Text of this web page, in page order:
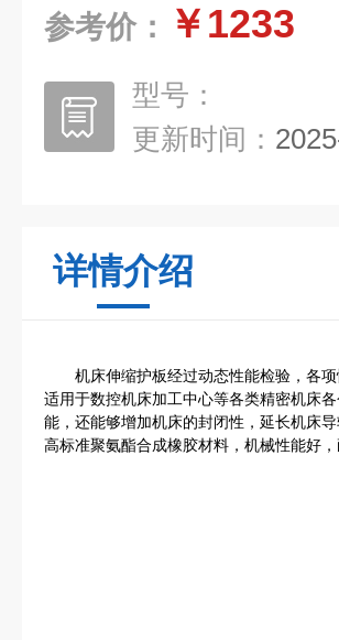
参考价： ￥1233
型号：
更新时间：
详情介绍
机床伸缩护板经过动态性能检验，各项
适用于数控机床加工中心等各类精密机床
能，还能够增加机床的封闭性，延长机床
高标准聚氨酯合成橡胶材料，机械性能好